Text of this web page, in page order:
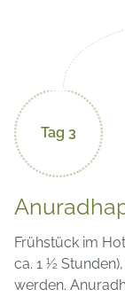
Tag 3
Frühstück im
ca. 1 ½
werden.